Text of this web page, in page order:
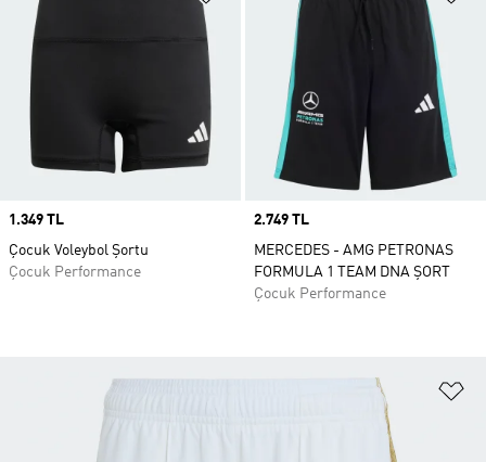
Price
1.349 TL
Çocuk Voleybol Şortu
Çocuk Performance
Price
2.749 TL
MERCEDES - AMG PETRONAS
FORMULA 1 TEAM DNA ŞORT
Çocuk Performance